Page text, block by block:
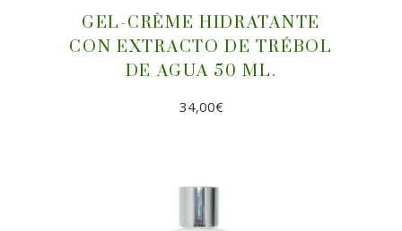
GEL-CRÈME HIDRATANTE
CON EXTRACTO DE TRÉBOL
DE AGUA 50 ML.
34,00€